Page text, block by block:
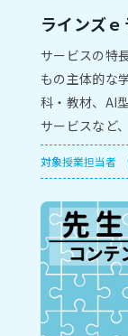
ラインズ
サービスの特
もの主体的な
科・教材、AI
サービスなど
す。
対象授業担当者